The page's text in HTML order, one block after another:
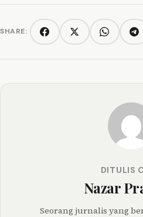
SHARE: FacebookTwitter/XWhatsApp
DITULIS
Nazar
Seorang jurnalis yang